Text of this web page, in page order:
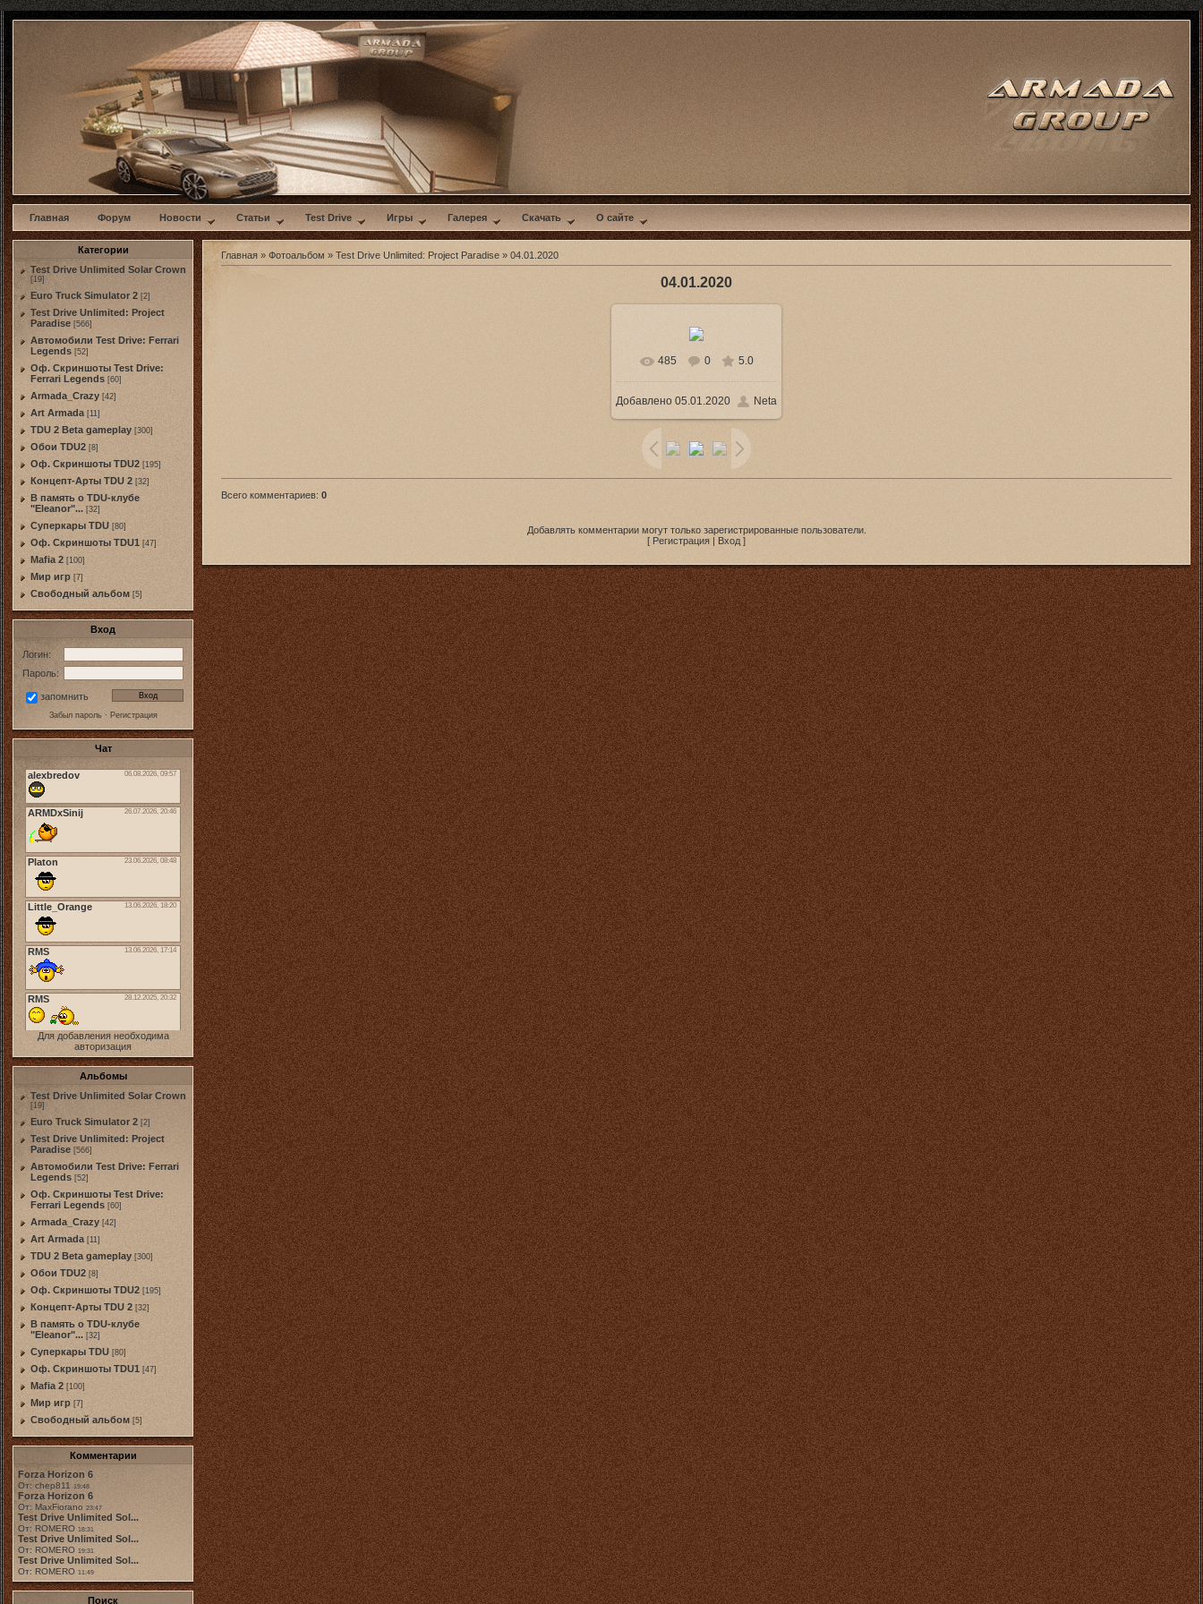
w
Главная Форум Новости Статьи Test Drive Игры Галерея Скачать О сайте
Категории
Test Drive Unlimited Solar Crown
[19]
Euro Truck Simulator 2 [2]
Test Drive Unlimited: Project
Paradise [566]
Автомобили Test Drive: Ferrari
Legends [52]
Оф. Скриншоты Test Drive:
Ferrari Legends [60]
Armada_Crazy [42]
Art Armada [11]
TDU 2 Beta gameplay [300]
Обои TDU2 [8]
Оф. Скриншоты TDU2 [195]
Концепт-Арты TDU 2 [32]
В память о TDU-клубе
"Eleanor"... [32]
Суперкары TDU [80]
Оф. Скриншоты TDU1 [47]
Mafia 2 [100]
Мир игр [7]
Свободный альбом [5]
Вход
Логин:
Пароль:
запомнить
Забыл пароль· Регистрация
Чат
Для добавления необходима
авторизация
Альбомы
Test Drive Unlimited Solar Crown
[19]
Euro Truck Simulator 2 [2]
Test Drive Unlimited: Project
Paradise [566]
Автомобили Test Drive: Ferrari
Legends [52]
Оф. Скриншоты Test Drive:
Ferrari Legends [60]
Armada_Crazy [42]
Art Armada [11]
TDU 2 Beta gameplay [300]
Обои TDU2 [8]
Оф. Скриншоты TDU2 [195]
Концепт-Арты TDU 2 [32]
В память о TDU-клубе
"Eleanor"... [32]
Суперкары TDU [80]
Оф. Скриншоты TDU1 [47]
Mafia 2 [100]
Мир игр [7]
Свободный альбом [5]
Комментарии
Forza Horizon 6
От: chep811 19:48
Forza Horizon 6
От: MaxFiorano 23:47
Test Drive Unlimited Sol...
От: ROMERO 18:31
Test Drive Unlimited Sol...
От: ROMERO 19:31
Test Drive Unlimited Sol...
От: ROMERO 11:49
Поиск
Главная » Фотоальбом » Test Drive Unlimited: Project Paradise » 04.01.2020
04.01.2020
В реальном размере
1920x1080/ 322.6Kb
485 0 5.0
Добавлено 05.01.2020 Neta
Всего комментариев: 0
Добавлять комментарии могут только зарегистрированные пользователи.
[ Регистрация | Вход ]